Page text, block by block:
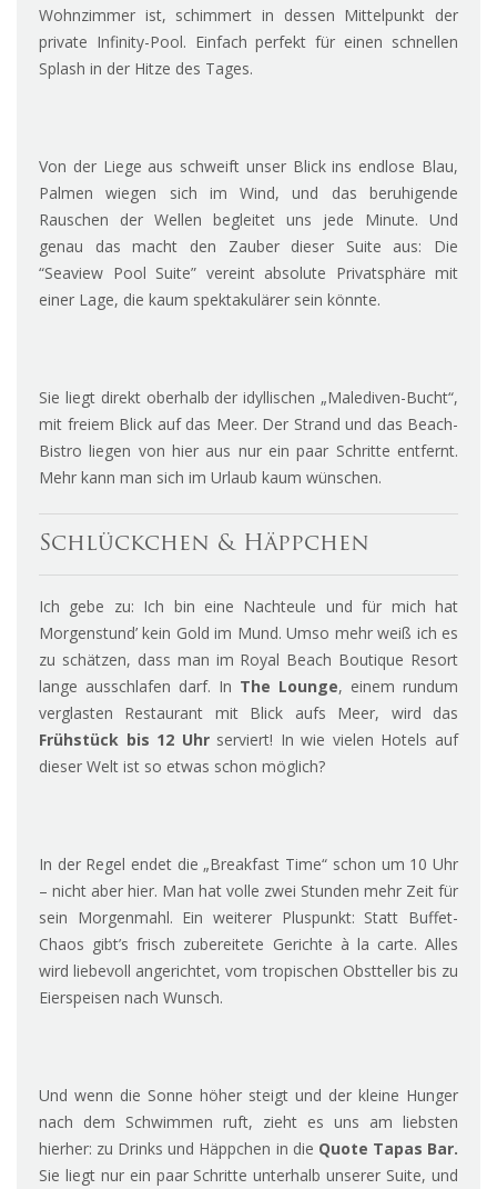
Wohnzimmer ist, schimmert in dessen Mittelpunkt der
private Infinity-Pool. Einfach perfekt für einen schnellen
Splash in der Hitze des Tages.
Von der Liege aus schweift unser Blick ins endlose Blau,
Palmen wiegen sich im Wind, und das beruhigende
Rauschen der Wellen begleitet uns jede Minute. Und
genau das macht den Zauber dieser Suite aus: Die
“Seaview Pool Suite” vereint absolute Privatsphäre mit
einer Lage, die kaum spektakulärer sein könnte.
Sie liegt direkt oberhalb der idyllischen „Malediven-Bucht“,
mit freiem Blick auf das Meer. Der Strand und das Beach-
Bistro liegen von hier aus nur ein paar Schritte entfernt.
Mehr kann man sich im Urlaub kaum wünschen.
Schlückchen & Häppchen
Ich gebe zu: Ich bin eine Nachteule und für mich hat
Morgenstund’ kein Gold im Mund. Umso mehr weiß ich es
zu schätzen, dass man im Royal Beach Boutique Resort
lange ausschlafen darf. In The Lounge, einem rundum
verglasten Restaurant mit Blick aufs Meer, wird das
Frühstück bis 12 Uhrserviert! In wie vielen Hotels auf
dieser Welt ist so etwas schon möglich?
In der Regel endet die „Breakfast Time“ schon um 10 Uhr
– nicht aber hier. Man hat volle zwei Stunden mehr Zeit für
sein Morgenmahl. Ein weiterer Pluspunkt: Statt Buffet-
Chaos gibt’s frisch zubereitete Gerichte à la carte. Alles
wird liebevoll angerichtet, vom tropischen Obstteller bis zu
Eierspeisen nach Wunsch.
Und wenn die Sonne höher steigt und der kleine Hunger
nach dem Schwimmen ruft, zieht es uns am liebsten
hierher: zu Drinks und Häppchen in die Quote Tapas Bar.
Sie liegt nur ein paar Schritte unterhalb unserer Suite, und